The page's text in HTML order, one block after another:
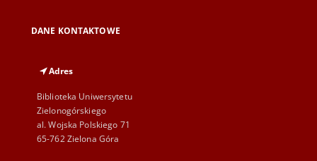
DANE KONTAKTOWE
Adres
Biblioteka Uniwersytetu
Zielonogórskiego
al. Wojska Polskiego 71
65-762 Zielona Góra